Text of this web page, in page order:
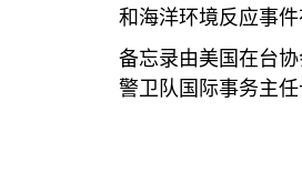
和海洋环境反应事
备忘录由美国在台
警卫队国际事务主